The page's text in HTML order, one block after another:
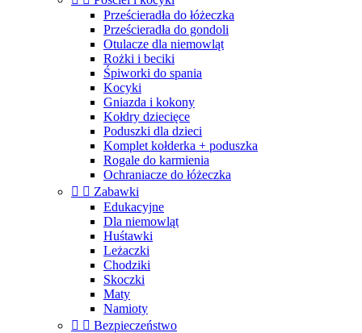
Prześcieradła do łóżeczka
Prześcieradła do gondoli
Otulacze dla niemowląt
Rożki i beciki
Śpiworki do spania
Kocyki
Gniazda i kokony
Kołdry dziecięce
Poduszki dla dzieci
Komplet kołderka + poduszka
Rogale do karmienia
Ochraniacze do łóżeczka
  Zabawki
Edukacyjne
Dla niemowląt
Huśtawki
Leżaczki
Chodziki
Skoczki
Maty
Namioty
  Bezpieczeństwo